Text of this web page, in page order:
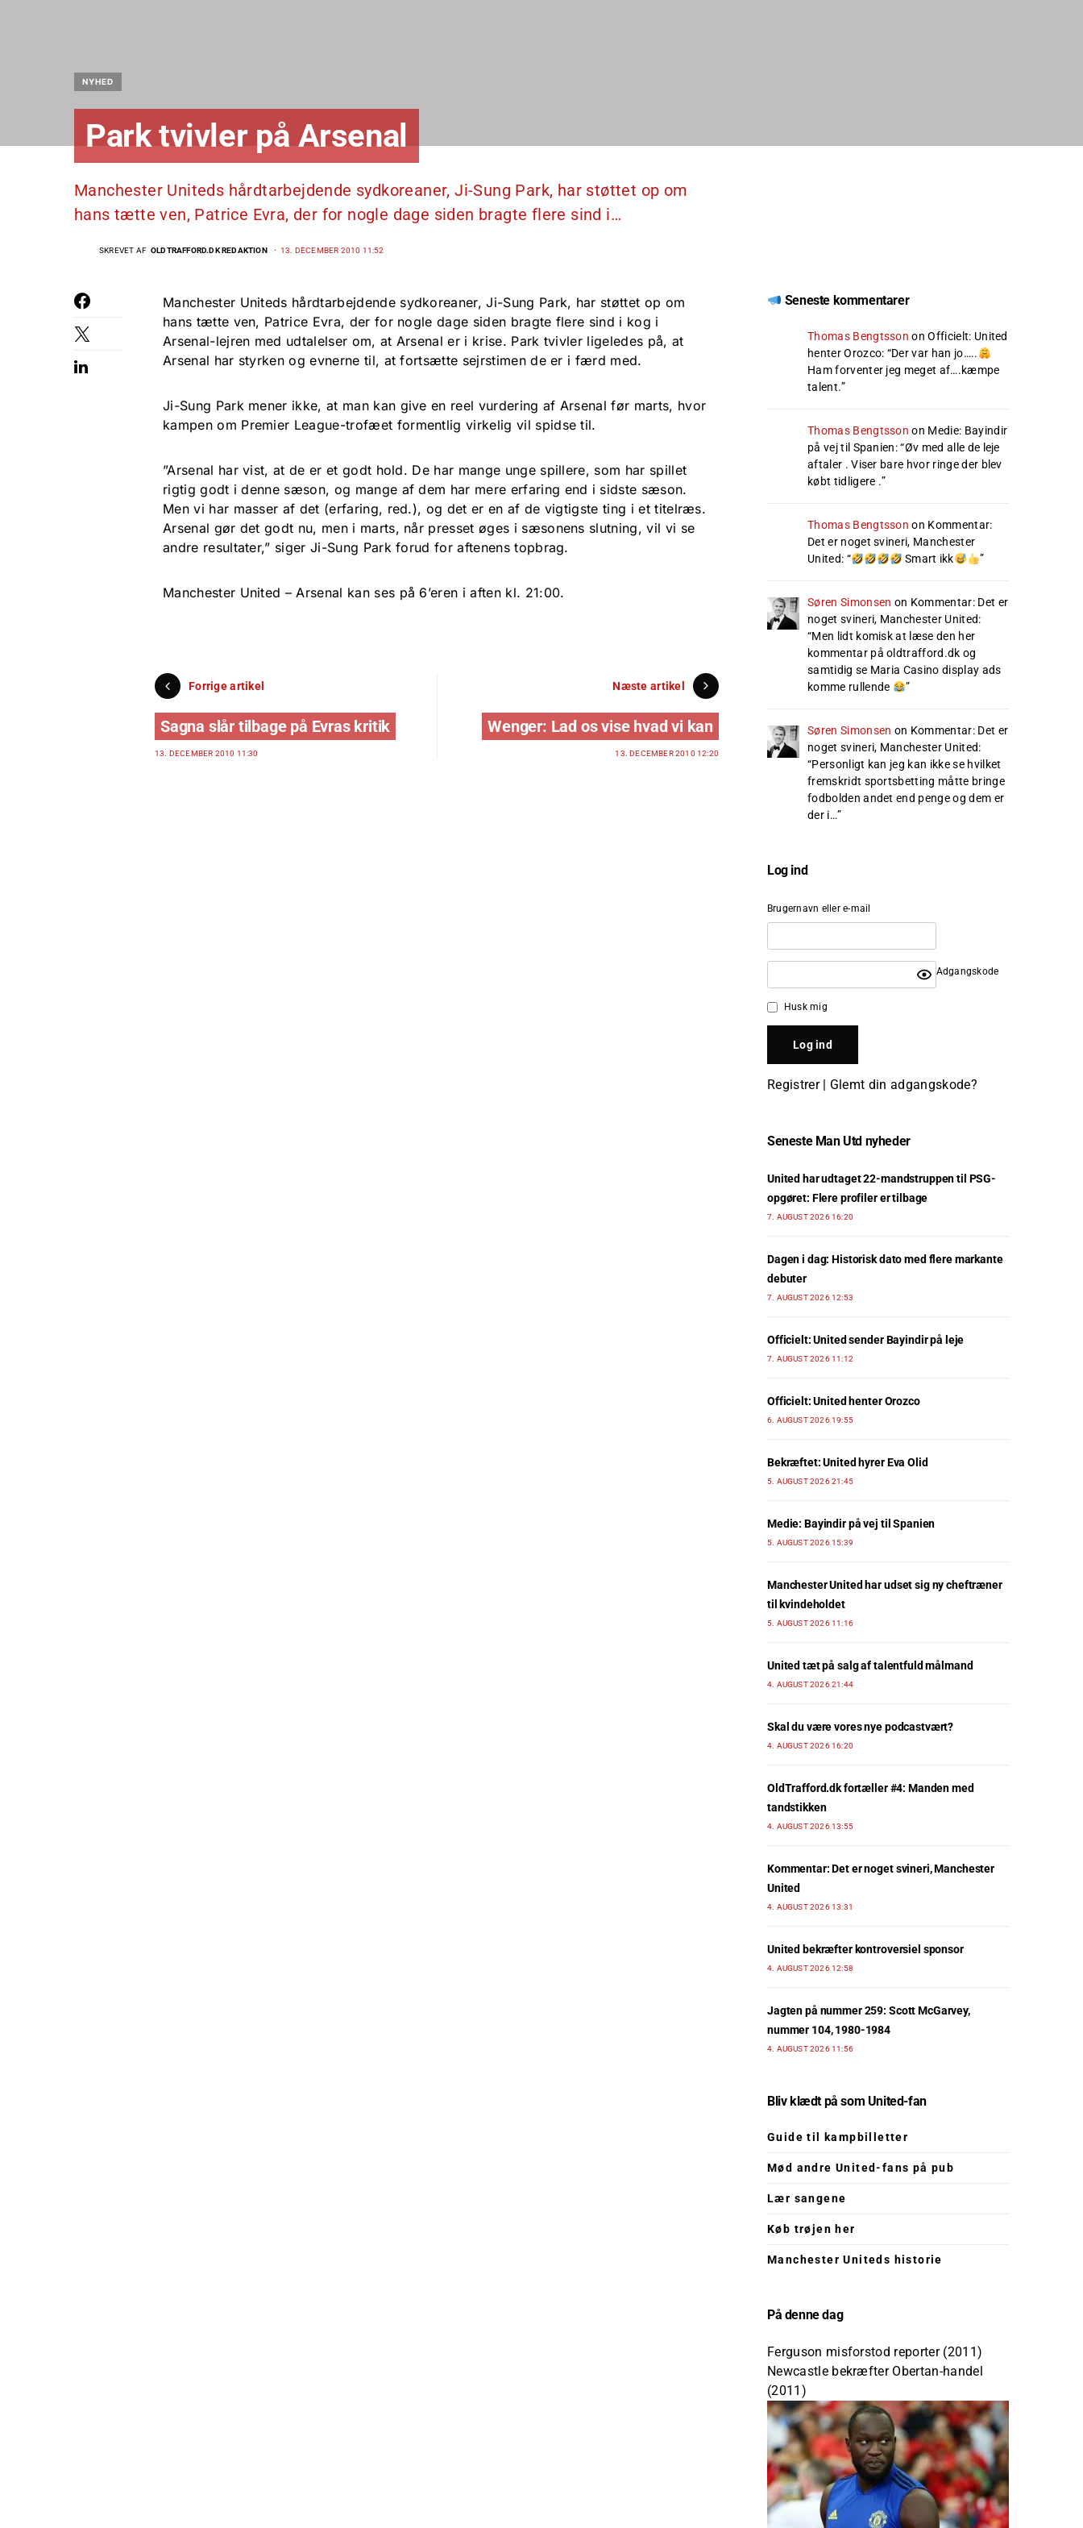
NYHED
Park tvivler på Arsenal
Manchester Uniteds hårdtarbejdende sydkoreaner, Ji-Sung Park, har støttet op om
hans tætte ven, Patrice Evra, der for nogle dage siden bragte flere sind i…
SKREVET AF OLDTRAFFORD.DK REDAKTION 13. DECEMBER 2010 11:52
Manchester Uniteds hårdtarbejdende sydkoreaner, Ji-Sung Park, har støttet op om
hans tætte ven, Patrice Evra, der for nogle dage siden bragte flere sind i kog i
Arsenal-lejren med udtalelser om, at Arsenal er i krise. Park tvivler ligeledes på, at
Arsenal har styrken og evnerne til, at fortsætte sejrstimen de er i færd med.
Ji-Sung Park mener ikke, at man kan give en reel vurdering af Arsenal før marts, hvor
kampen om Premier League-trofæet formentlig virkelig vil spidse til.
”Arsenal har vist, at de er et godt hold. De har mange unge spillere, som har spillet
rigtig godt i denne sæson, og mange af dem har mere erfaring end i sidste sæson.
Men vi har masser af det (erfaring, red.), og det er en af de vigtigste ting i et titelræs.
Arsenal gør det godt nu, men i marts, når presset øges i sæsonens slutning, vil vi se
andre resultater,” siger Ji-Sung Park forud for aftenens topbrag.
Manchester United – Arsenal kan ses på 6’eren i aften kl. 21:00.
Forrige artikel
Sagna slår tilbage på Evras kritik
13. DECEMBER 2010 11:30
Næste artikel
Wenger: Lad os vise hvad vi kan
13. DECEMBER 2010 12:20
Seneste kommentarer
Thomas Bengtsson onOfficielt: United
henter Orozco: “Der var han jo…..
Ham forventer jeg meget af….kæmpe
talent.”
Thomas Bengtsson on Medie: Bayindir
på vej til Spanien: “Øv med alle de leje
aftaler . Viser bare hvor ringe der blev
købt tidligere .”
Thomas Bengtsson on Kommentar:
Det er noget svineri, Manchester
United: “ Smart ikk ”
Søren Simonsen on Kommentar: Det er
noget svineri, Manchester United:
“Men lidt komisk at læse den her
kommentar på oldtrafford.dk og
samtidig se Maria Casino display ads
komme rullende
”
Søren Simonsen on Kommentar: Det er
noget svineri, Manchester United:
“Personligt kan jeg kan ikke se hvilket
fremskridt sportsbetting måtte bringe
fodbolden andet end penge og dem er
der i…”
Log ind
Brugernavn eller e-mail
Adgangskode
Husk mig
Registrer| Glemt din adgangskode?
Seneste Man Utd nyheder
United har udtaget 22-mandstruppen til PSG-
opgøret: Flere profiler er tilbage
7. AUGUST 2026 16:20
Dagen i dag: Historisk dato med flere markante
debuter
7. AUGUST 2026 12:53
Officielt: United sender Bayindir på leje
7. AUGUST 2026 11:12
Officielt: United henter Orozco
6. AUGUST 2026 19:55
Bekræftet: United hyrer Eva Olid
5. AUGUST 2026 21:45
Medie: Bayindir på vej til Spanien
5. AUGUST 2026 15:39
Manchester United har udset sig ny cheftræner
til kvindeholdet
5. AUGUST 2026 11:16
United tæt på salg af talentfuld målmand
4. AUGUST 2026 21:44
Skal du være vores nye podcastvært?
4. AUGUST 2026 16:20
OldTrafford.dk fortæller #4: Manden med
tandstikken
4. AUGUST 2026 13:55
Kommentar: Det er noget svineri, Manchester
United
4. AUGUST 2026 13:31
United bekræfter kontroversiel sponsor
4. AUGUST 2026 12:58
Jagten på nummer 259: Scott McGarvey,
nummer 104, 1980-1984
4. AUGUST 2026 11:56
Bliv klædt på som United-fan
Guide til kampbilletter
Mød andre United-fans på pub
Lær sangene
Køb trøjen her
Manchester Uniteds historie
På denne dag
Ferguson misforstod reporter (2011)
Newcastle bekræfter Obertan-handel
(2011)